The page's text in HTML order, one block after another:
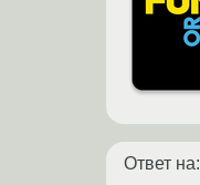
Ответ на: